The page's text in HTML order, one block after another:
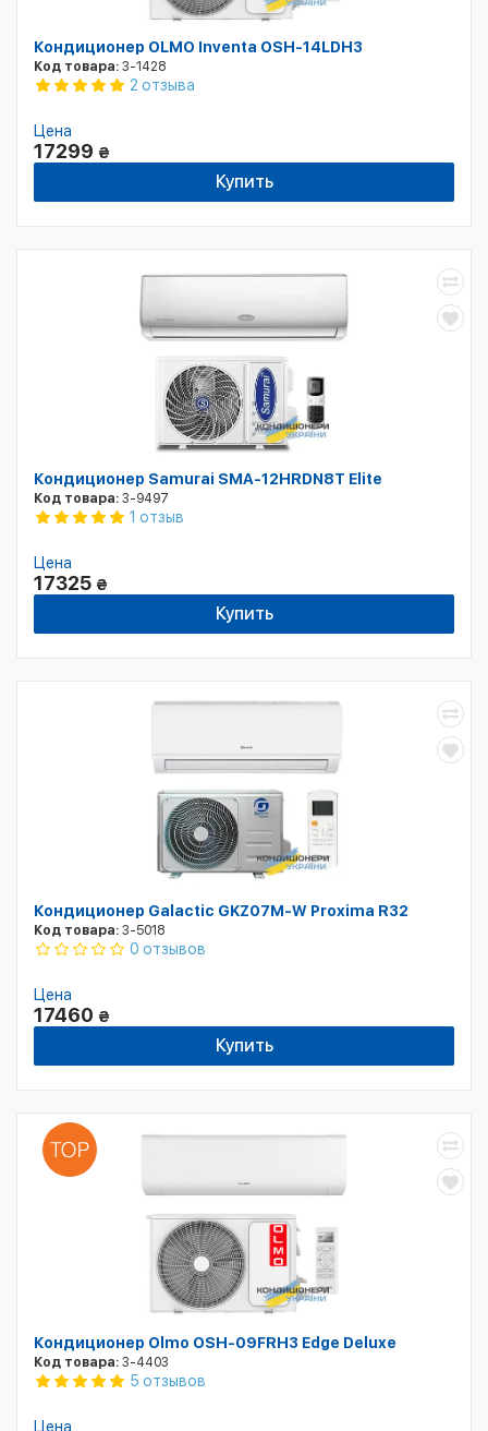
Кондиционер OLMO Inventa OSH-14LDH3
Код товара: 3-1428
2 отзыва
Цена
17299 ₴
Купить
Кондиционер Samurai SMA-12HRDN8T Elite
Код товара: 3-9497
1 отзыв
Цена
17325 ₴
Купить
Кондиционер Galactic GKZ07M-W Proxima R32
Код товара: 3-5018
0 отзывов
Цена
17460 ₴
Купить
Кондиционер Olmo OSH-09FRH3 Edge Deluxe
Код товара: 3-4403
5 отзывов
Цена